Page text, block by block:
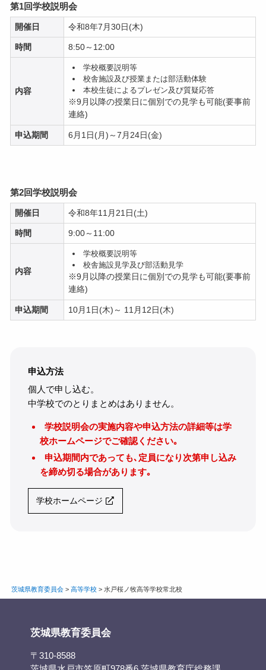
第1回学校説明会
開催日 令和8年7月30日(木)
時間 8:50～12:00
内容
学校概要説明等
校舎施設及び授業または部活動体験
本校生徒によるプレゼン及び質疑応答
※9月以降の授業日に個別での見学も可能(要事前
連絡)
申込期間 6月1日(月)～7月24日(金)
第2回学校説明会
開催日 令和8年11月21日(土)
時間 9:00～11:00
内容
学校概要説明等
校舎施設見学及び部活動見学
※9月以降の授業日に個別での見学も可能(要事前
連絡)
申込期間 10月1日(木)～ 11月12日(木)
申込方法
個人で申し込む。
中学校でのとりまとめはありません。
学校説明会の実施内容や申込方法の詳細等は学
校ホームページでご確認ください｡
申込期間内であっても､定員になり次第申し込み
を締め切る場合があります｡
学校ホームページ
茨城県教育委員会> 高等学校> 水戸桜ノ牧高等学校常北校
茨城県教育委員会
〒310-8588